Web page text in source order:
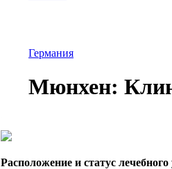
Германия
Мюнхен:
Расположение и статус